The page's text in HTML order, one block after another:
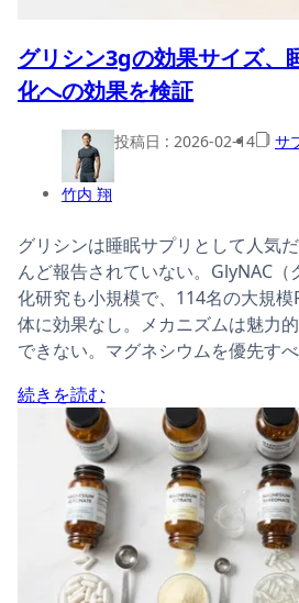
グリシン3gの効果サイズ、
化への効果を検証
竹内 翔
投稿日 : 2026-02-14 サ
グリシンは睡眠サプリとして人気
んど報告されていない。GlyNAC（
化研究も小規模で、114名の大規模
体に効果なし。メカニズムは魅力
できない。マグネシウムを優先すべ
続きを読む